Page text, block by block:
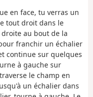
en face, tu verras un
tout droit dans le
au bout de la
franchir un échalier
continue sur quelques
à gauche sur
le champ en
un échalier dans